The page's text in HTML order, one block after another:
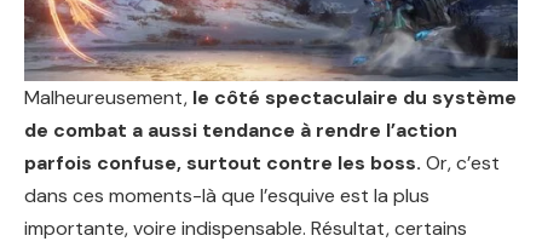
Malheureusement, le côté spectaculaire du système
de combat a aussi tendance à rendre l’action
parfois confuse, surtout contre les boss. Or, c’est
dans ces moments-là que l’esquive est la plus
importante, voire indispensable. Résultat, certains